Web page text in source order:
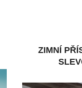
ZIMNÍ